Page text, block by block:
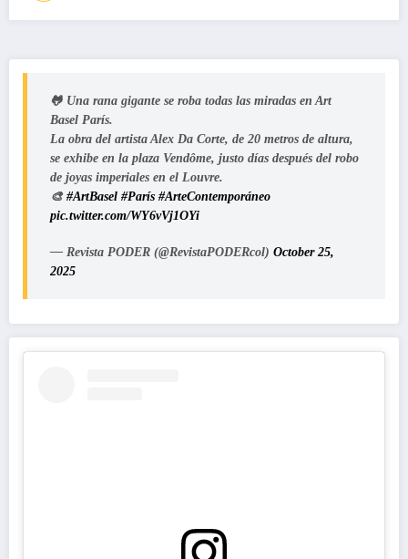
🐸 Una rana gigante se roba todas las miradas en Art
Basel París.
La obra del artista Alex Da Corte, de 20 metros de altura,
se exhibe en la plaza Vendôme, justo días después del robo
de joyas imperiales en el Louvre.
🎨 #ArtBasel #París #ArteContemporáneo
pic.twitter.com/WY6vVj1OYi
— Revista PODER (@RevistaPODERcol) October 25,
2025